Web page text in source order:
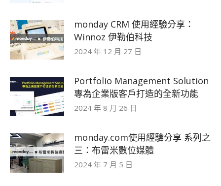
monday CRM 使用經驗分享：
Winnoz 伊勒伯科技
2024 年 12 月 27 日
Portfolio Management Solution
專為企業版客戶打造的全新功能
2024 年 8 月 26 日
monday.com使用經驗分享 系列之
三：布雷米數位媒體
2024 年 7 月 5 日